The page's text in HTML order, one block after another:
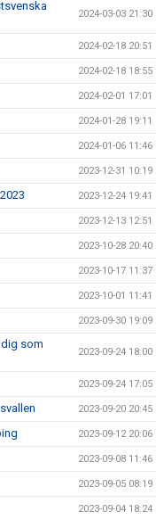
2024-03-03 21:30
2024-02-18 20:51
2024-02-18 18:55
2024-02-01 17:01
2024-01-28 19:11
2024-01-06 11:46
2023-12-31 10:19
2023-12-24 19:41
2023-12-13 12:51
2023-10-28 20:40
2023-10-17 11:37
2023-10-01 11:41
2023-09-30 19:09
som
2023-09-24 18:00
2023-09-24 17:05
2023-09-20 20:45
2023-09-12 20:06
2023-09-08 11:46
2023-09-05 08:19
2023-09-04 18:24